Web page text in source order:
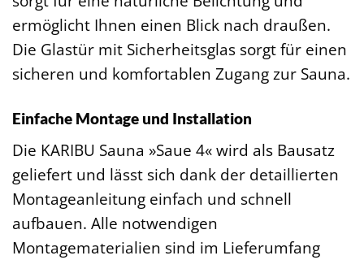
ermöglicht Ihnen einen Blick nach draußen.
Die Glastür mit Sicherheitsglas sorgt für einen
sicheren und komfortablen Zugang zur Sauna.
Einfache Montage und Installation
Die KARIBU Sauna »Saue 4« wird als Bausatz
geliefert und lässt sich dank der detaillierten
Montageanleitung einfach und schnell
aufbauen. Alle notwendigen
Montagematerialien sind im Lieferumfang